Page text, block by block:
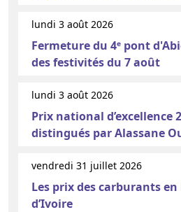
lundi 3 août 2026
Fermeture du 4ᵉ pont
des festivités du 7 août
lundi 3 août 2026
Prix national d’excellence
distingués par Alassane
vendredi 31 juillet 2026
Les prix des carburants en
d’Ivoire